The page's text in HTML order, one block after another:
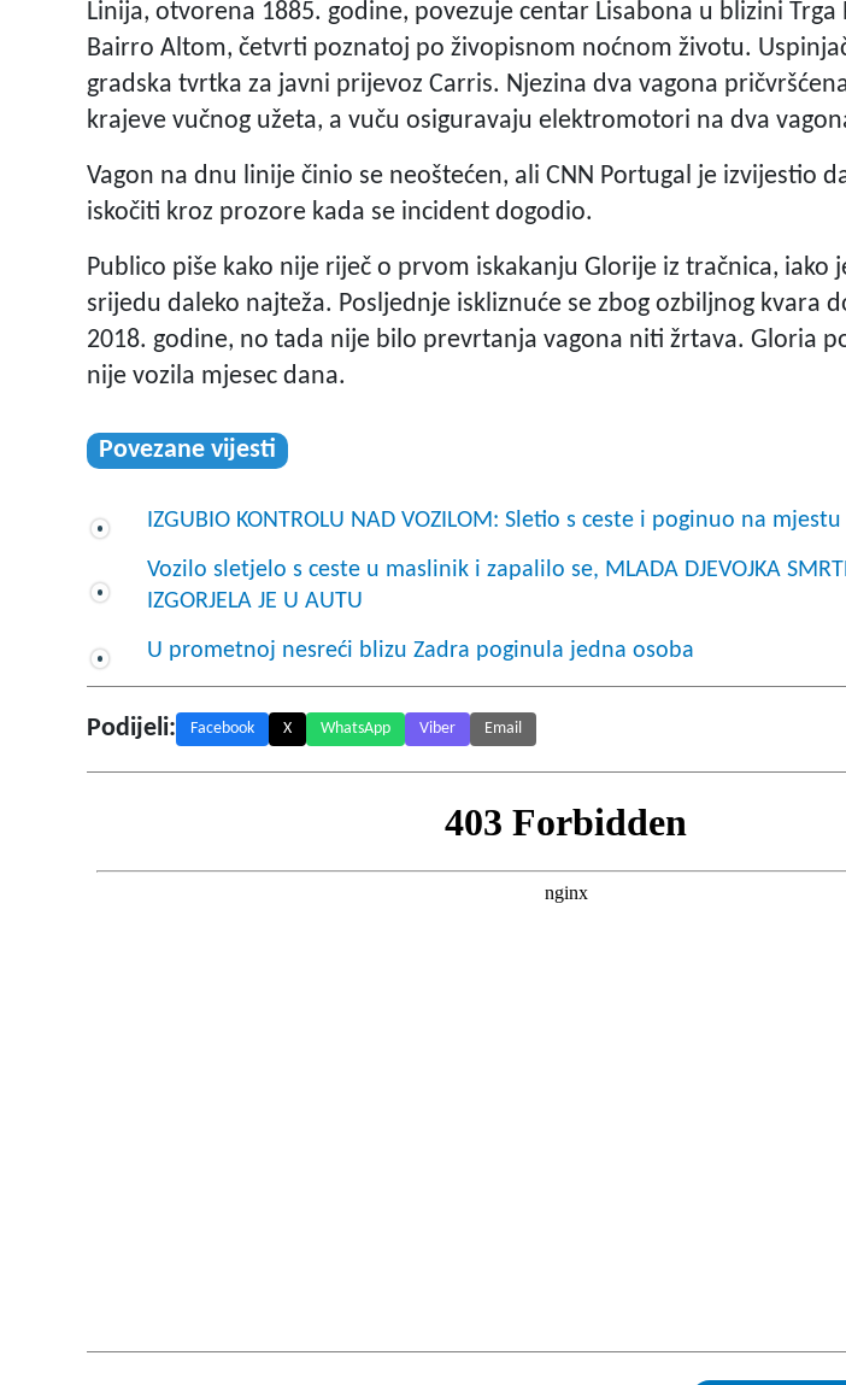
Linija, otvorena 1885. godine, povezuje centar Lisabona u blizini Trga
Bairro Altom, četvrti poznatoj po živopisnom noćnom životu.
gradska tvrtka za javni prijevoz Carris. Njezina dva vagona
krajeve vučnog užeta, a vuču osiguravaju elektromotori na dva
Vagon na dnu linije činio se neoštećen, ali CNN Portugal je izvijestio
iskočiti kroz prozore kada se incident dogodio.
Publico piše kako nije riječ o prvom iskakanju Glorije iz tračnica, iako
srijedu daleko najteža. Posljednje iskliznuće se zbog ozbiljnog kvara
2018. godine, no tada nije bilo prevrtanja vagona niti žrtava. Gloria
nije vozila mjesec dana.
Povezane vijesti
IZGUBIO KONTROLU NAD VOZILOM: Sletio s ceste i poginuo na
Vozilo sletjelo s ceste u maslinik i zapalilo se, MLADA DJEVOJKA
IZGORJELA JE U AUTU
U prometnoj nesreći blizu Zadra poginula jedna osoba
Podijeli: Facebook X WhatsApp Viber Email